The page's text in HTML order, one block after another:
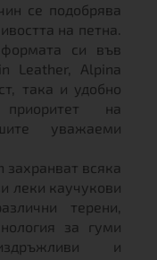
се подобрява
на петна.
си във
Leather, Alpina
така и удобно
на
уважаеми
всяка
леки каучукови
терени,
за гуми
и